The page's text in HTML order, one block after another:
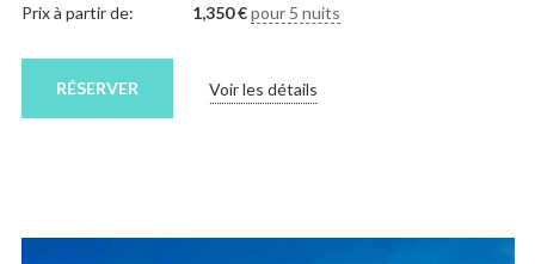
Prix à partir de: 1,350€ pour 5 nuits
Voir les détails
RÉSERVER